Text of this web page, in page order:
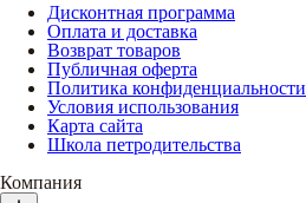
Дисконтная программа
Оплата и доставка
Возврат товаров
Публичная оферта
Политика конфиденциальности
Условия использования
Карта сайта
Школа петродительства
Компания